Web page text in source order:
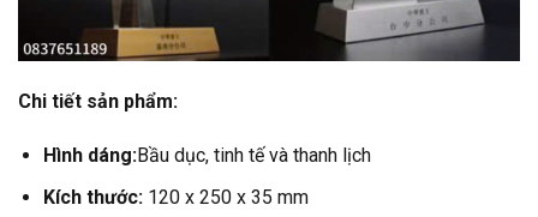
Chi tiết sản phẩm:
Hình dáng:Bầu dục, tinh tế và thanh lịch
Kích thước: 120 x 250 x 35 mm